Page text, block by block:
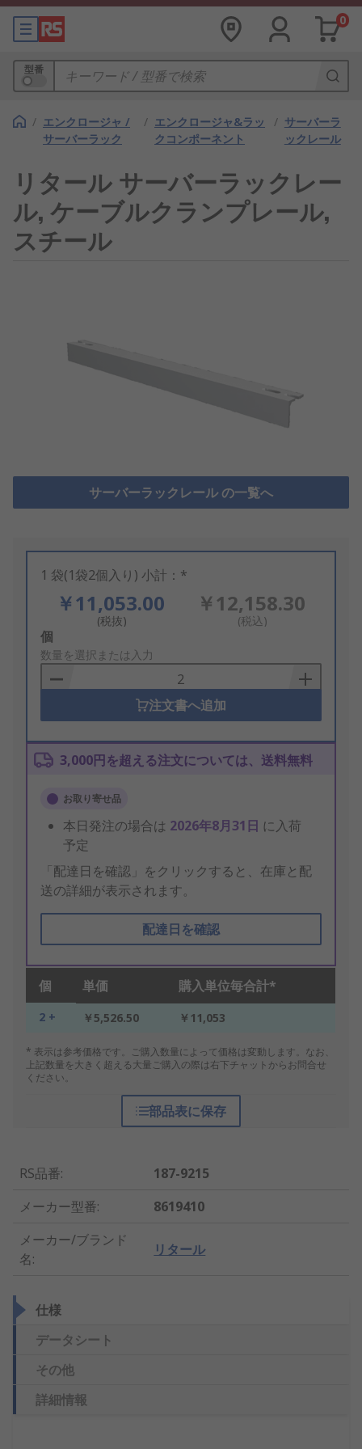
0
型番
/ エンクロージャ /
サーバーラック
/ エンクロージャ&ラッ
クコンポーネント
/ サーバーラ
ックレール
リタール サーバーラックレー
ル, ケーブルクランプレール,
スチール
サーバーラックレール の一覧へ
1 袋(1袋2個入り) 小計：*
￥11,053.00
(税抜)
￥12,158.30
(税込)
Add
to
Basket
個
数量を選択または入力
注文書へ追加
3,000円を超える注文については、送料無料
お取り寄せ品
本日発注の場合は 2026年8月31日 に入荷
予定
「配達日を確認」をクリックすると、在庫と配
送の詳細が表示されます。
配達日を確認
個 単価 購入単位毎合計*
2 + ￥5,526.50 ￥11,053
* 表示は参考価格です。ご購入数量によって価格は変動します。なお、
上記数量を大きく超える大量ご購入の際は右下チャットからお問合せ
ください。
部品表に保存
RS品番:
187-9215
メーカー型番:
8619410
メーカー/ブランド
名:
リタール
仕様
データシート
その他
詳細情報